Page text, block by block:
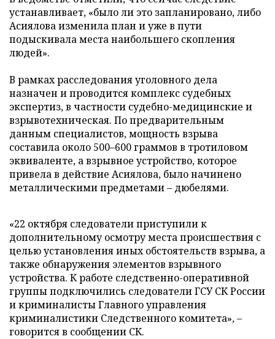
устанавливает, «было ли это запланировано, либо
Асиялова изменила план и уже в пути
подыскивала места наибольшего скопления
людей».
В рамках расследования уголовного дела
назначен и проводится комплекс судебных
экспертиз, в частности судебно-медицинские и
взрывотехническая. По предварительным
данным специалистов, мощность взрыва
составила около 500–600 граммов в тротиловом
эквиваленте, а взрывное устройство, которое
привела в действие Асиялова, было начинено
металлическими предметами – дюбелями.
«22 октября следователи приступили к
дополнительному осмотру места происшествия с
целью установления иных обстоятельств взрыва, а
также обнаружения элементов взрывного
устройства. К работе следственно-оперативной
группы подключились следователи ГСУ СК России
и криминалисты Главного управления
криминалистики Следственного комитета», –
говорится в сообщении СК.